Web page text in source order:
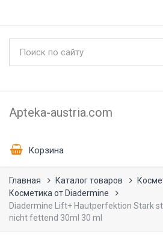
Apteka-austria.com
Корзина
Главная Каталог товаров
Косметика от Diadermine
Diadermine Lift+ Hautperfektion Stark
nicht fettend 30ml 30 ml